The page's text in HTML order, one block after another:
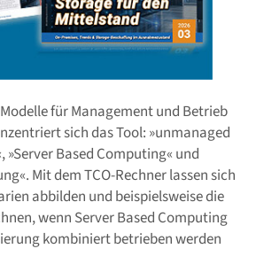
für Management und Betrieb
sich das Tool: »unmanaged
»Server Based Computing« und
Mit dem TCO-Rechner lassen sich
abbilden und beispielsweise die
wenn Server Based Computing
kombiniert betrieben werden